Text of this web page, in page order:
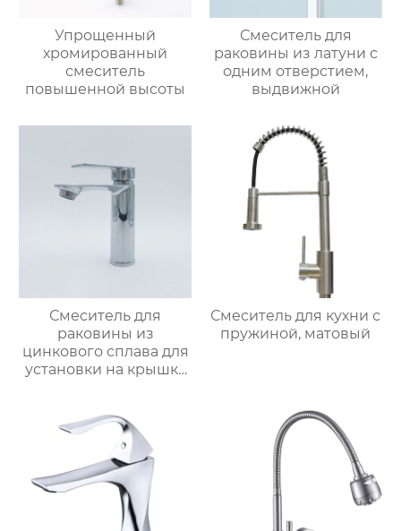
Упрощенный
хромированный
смеситель
повышенной высоты
Смеситель для
раковины из латуни с
одним отверстием,
выдвижной
Смеситель для
раковины из
цинкового сплава для
установки на крышку
Смеситель для кухни с
пружиной, матовый